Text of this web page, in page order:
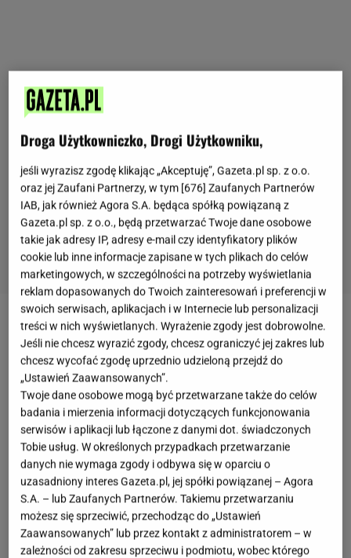
Ciastoucierane z owocami to przepyszny, łatwy
deseridealny i na rodzinne spotkania, i do
popołudniowej kawki przy ploteczkach z
przyjaciółmi. W przeciwieństwie do biszkoptów lub
serników, na pewnonie pęknie, nie opadnie i na
pewno nie wyjdzie z niego zakalec(chyba że jakiś
wróg rzucił na ciebie klątwę, a wiemy, że to mało
prawdopodobne). Możesz do niego dodać wszystkie
owoce, jakie tylko masz pod ręką. Sprawdzą się
jabłka, borówki, ale także truskawki, poziomki,
Droga Użytkowniczko, Drogi Użytkowniku,
jeśli wyrazisz zgodę klikając „Akceptuję”, Gazeta.pl sp. z o.o.
oraz jej Zaufani Partnerzy, w tym [676] Zaufanych Partnerów
IAB, jak również Agora S.A. będąca spółką powiązaną z
Gazeta.pl sp. z o.o., będą przetwarzać Twoje dane osobowe
takie jak adresy IP, adresy e-mail czy identyfikatory plików
cookie lub inne informacje zapisane w tych plikach do celów
marketingowych, w szczególności na potrzeby wyświetlania
reklam dopasowanych do Twoich zainteresowań i preferencji w
swoich serwisach, aplikacjach i w Internecie lub personalizacji
treści w nich wyświetlanych. Wyrażenie zgody jest dobrowolne.
Jeśli nie chcesz wyrazić zgody, chcesz ograniczyć jej zakres lub
chcesz wycofać zgodę uprzednio udzieloną przejdź do
„Ustawień Zaawansowanych”.
Twoje dane osobowe mogą być przetwarzane także do celów
badania i mierzenia informacji dotyczących funkcjonowania
serwisów i aplikacji lub łączone z danymi dot. świadczonych
Tobie usług. W określonych przypadkach przetwarzanie
danych nie wymaga zgody i odbywa się w oparciu o
uzasadniony interes Gazeta.pl, jej spółki powiązanej – Agora
S.A. – lub Zaufanych Partnerów. Takiemu przetwarzaniu
możesz się sprzeciwić, przechodząc do „Ustawień
Zaawansowanych” lub przez kontakt z administratorem – w
zależności od zakresu sprzeciwu i podmiotu, wobec którego